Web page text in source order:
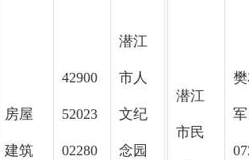
房屋
建筑
42900
52023
02280
潜江
市人
文纪
念园
潜江
市民